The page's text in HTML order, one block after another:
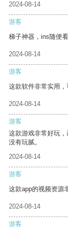
2024-08-14
游客
梯子神器，ins随便
2024-08-14
游客
这款软件非常实用，
2024-08-14
游客
这款游戏非常好玩
没有玩腻。
2024-08-14
游客
这款app的视频资源
2024-08-14
游客